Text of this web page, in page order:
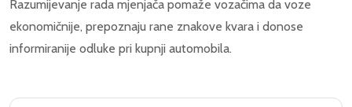
Razumijevanje rada mjenjača pomaže vozačima da voze
ekonomičnije, prepoznaju rane znakove kvara i donose
informiranije odluke pri kupnji automobila.